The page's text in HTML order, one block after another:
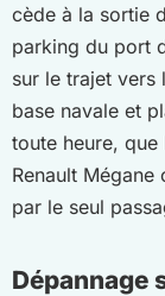
cède à la sortie
parking du port
sur le trajet vers
base navale et
toute heure, que
Renault
par le seul
Dépannage